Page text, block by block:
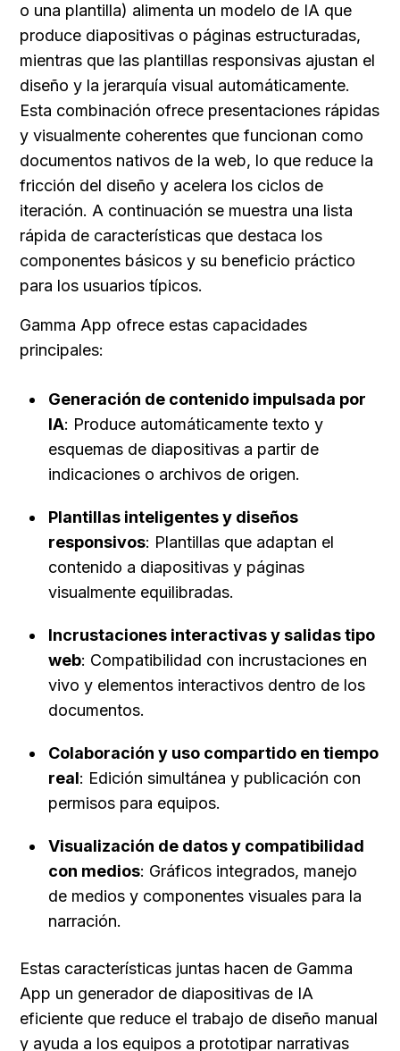
o una plantilla) alimenta un modelo de IA que
produce diapositivas o páginas estructuradas,
mientras que las plantillas responsivas ajustan el
diseño y la jerarquía visual automáticamente.
Esta combinación ofrece presentaciones rápidas
y visualmente coherentes que funcionan como
documentos nativos de la web, lo que reduce la
fricción del diseño y acelera los ciclos de
iteración. A continuación se muestra una lista
rápida de características que destaca los
componentes básicos y su beneficio práctico
para los usuarios típicos.
Gamma App ofrece estas capacidades
principales:
Generación de contenido impulsada por
IA: Produce automáticamente texto y
esquemas de diapositivas a partir de
indicaciones o archivos de origen.
Plantillas inteligentes y diseños
responsivos: Plantillas que adaptan el
contenido a diapositivas y páginas
visualmente equilibradas.
Incrustaciones interactivas y salidas tipo
web: Compatibilidad con incrustaciones en
vivo y elementos interactivos dentro de los
documentos.
Colaboración y uso compartido en tiempo
real: Edición simultánea y publicación con
permisos para equipos.
Visualización de datos y compatibilidad
con medios: Gráficos integrados, manejo
de medios y componentes visuales para la
narración.
Estas características juntas hacen de Gamma
App un generador de diapositivas de IA
eficiente que reduce el trabajo de diseño manual
y ayuda a los equipos a prototipar narrativas